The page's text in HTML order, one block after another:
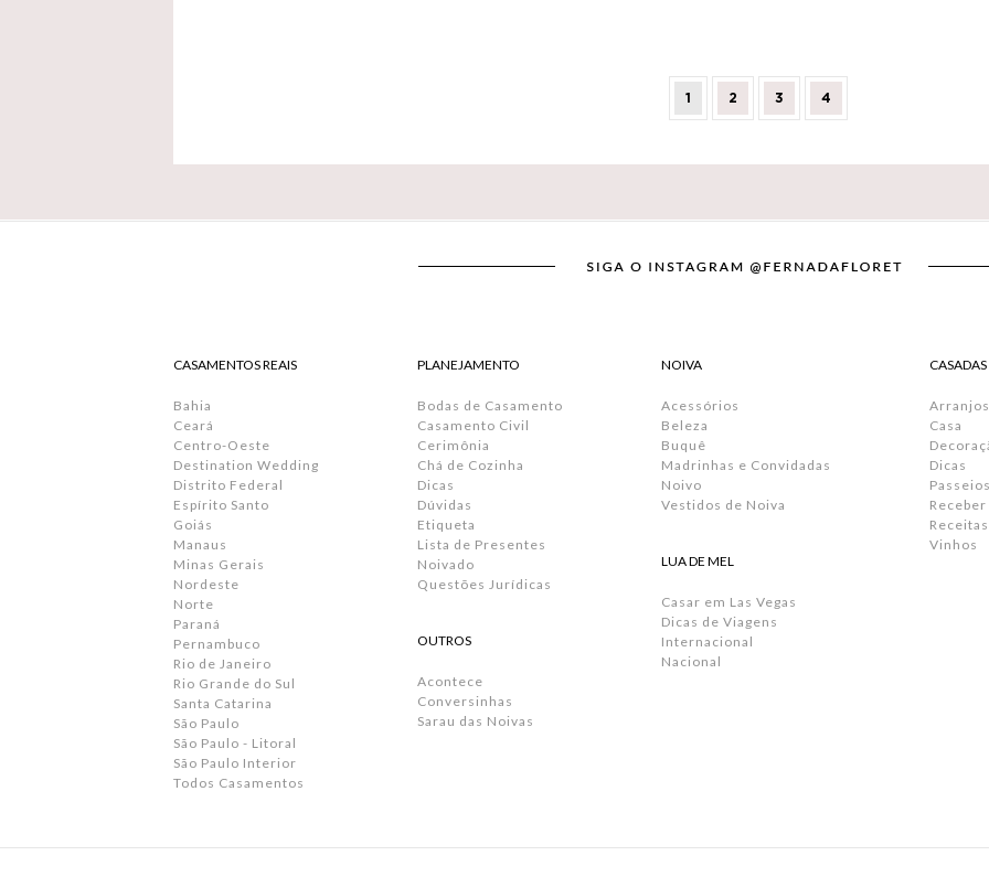
1 2 3 4
CASAMENTOS REAIS
Bahia
Ceará
Centro-Oeste
Destination Wedding
Distrito Federal
Espírito Santo
Goiás
Manaus
Minas Gerais
Nordeste
Norte
Paraná
Pernambuco
Rio de Janeiro
Rio Grande do Sul
Santa Catarina
São Paulo
São Paulo - Litoral
São Paulo Interior
Todos Casamentos
PLANEJAMENTO
Bodas de Casamento
Casamento Civil
Cerimônia
Chá de Cozinha
Dicas
Dúvidas
Etiqueta
Lista de Presentes
Noivado
Questões Jurídicas
OUTROS
Acontece
Conversinhas
Sarau das Noivas
NOIVA
Acessórios
Beleza
Buquê
Madrinhas e Convidadas
Noivo
Vestidos de Noiva
LUA DE MEL
Casar em Las Vegas
Dicas de Viagens
Internacional
Nacional
CASADAS
Casa
Dicas
Passeios
Receber
Receitas
Vinhos